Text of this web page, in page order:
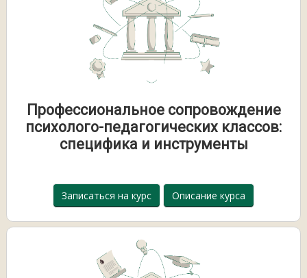
Профессиональное сопровождение
психолого-педагогических классов:
специфика и инструменты
Записаться на курс Описание курса